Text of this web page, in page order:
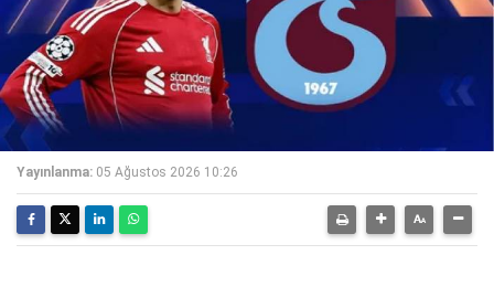
Yayınlanma: 05 Ağustos 2026 10:26